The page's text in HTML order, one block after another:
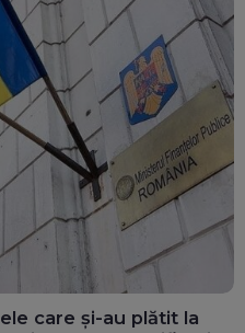
care și-au plătit la